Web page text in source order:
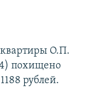
квартиры О.П.
похищено
рублей.